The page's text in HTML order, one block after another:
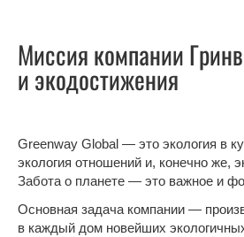
Миссия компании
и экодостижения
Greenway Global — это экология в
экология отношений и, конечно же,
Забота о планете — это важное и
Основная задача компании —
в каждый дом новейших